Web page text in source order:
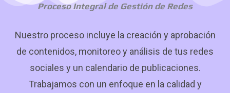
Proceso Integral de Gestión de Redes
Nuestro proceso incluye la creación y aprobación
de contenidos, monitoreo y análisis de tus redes
sociales y un calendario de publicaciones.
Trabajamos con un enfoque en la calidad y